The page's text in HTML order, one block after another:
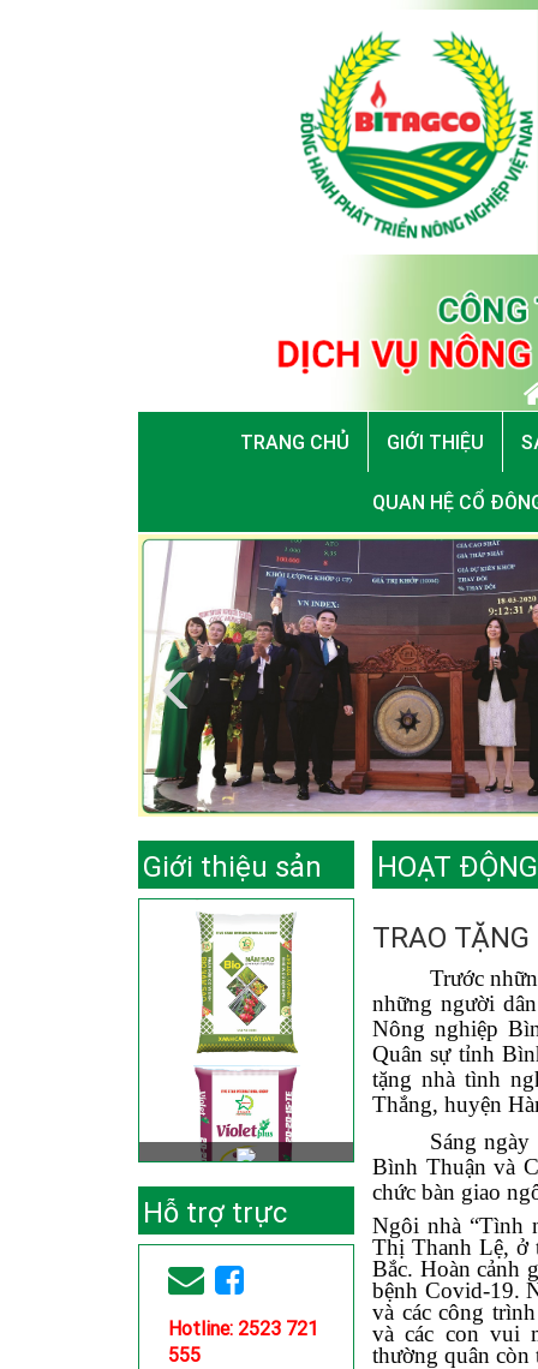
TRANG CHỦ GIỚI THIỆU
QUAN HỆ CỔ
Giới thiệu sản
phẩm
Hỗ trợ trực
tuyến
Hotline: 2523 721
555
HOẠT
TRAO
Trước
những người
Nông nghiệp
Quân sự tỉnh
tặng nhà tình
Thắng, huyện
Sáng
Bình Thuận và
chức bàn giao
Ngôi nhà “Tình
Thị Thanh Lệ, ở
Bắc. Hoàn cảnh
bệnh Covid-19.
và các công
và các con vui
thường quân còn